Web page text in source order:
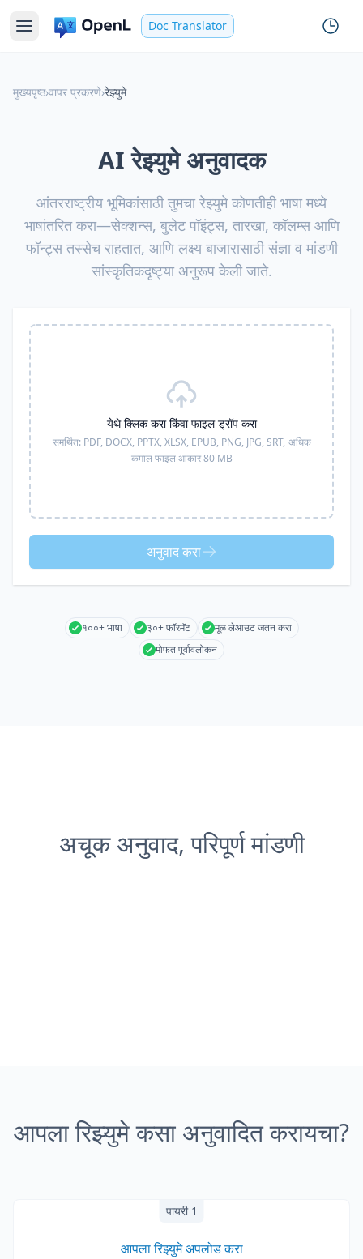
Doc Translator
मुख्यपृष्ठ›वापर प्रकरणे›रेझ्युमे
AI रेझ्युमे अनुवादक
आंतरराष्ट्रीय भूमिकांसाठी तुमचा रेझ्युमे कोणतीही भाषा मध्ये
भाषांतरित करा—सेक्शन्स, बुलेट पॉइंट्स, तारखा, कॉलम्स आणि
फॉन्ट्स तस्सेच राहतात, आणि लक्ष्य बाजारासाठी संज्ञा व मांडणी
सांस्कृतिकदृष्ट्या अनुरूप केली जाते.
येथे क्लिक करा किंवा फाइल ड्रॉप करा
समर्थित: PDF, DOCX, PPTX, XLSX, EPUB, PNG, JPG, SRT, अधिक
कमाल फाइल आकार 80 MB
अनुवाद करा
१००+ भाषा ३०+ फॉरमॅट
मूळ लेआउट जतन करा
मोफत पूर्वावलोकन
अचूक अनुवाद, परिपूर्ण मांडणी
आपला रिझ्युमे कसा अनुवादित करायचा?
पायरी 1
आपला रिझ्युमे अपलोड करा